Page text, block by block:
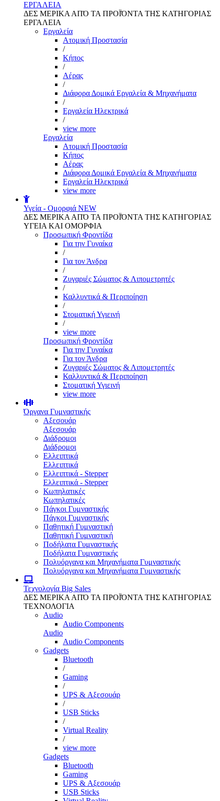
ΕΡΓΑΛΕΙΑ
ΔΕΣ ΜΕΡΙΚΑ ΑΠΌ ΤΑ ΠΡΟΪΌΝΤΑ ΤΗΣ ΚΑΤΗΓΟΡΙΑΣ
ΕΡΓΑΛΕΙΑ
Εργαλεία
Aτομική Προστασία
/
Kήπος
/
Αέρας
/
Διάφορα Δομικά Εργαλεία & Μηχανήματα
/
Εργαλεία Ηλεκτρικά
/
view more
Εργαλεία
Aτομική Προστασία
Kήπος
Αέρας
Διάφορα Δομικά Εργαλεία & Μηχανήματα
Εργαλεία Ηλεκτρικά
view more
Υγεία - Ομορφιά NEW
ΔΕΣ ΜΕΡΙΚΑ ΑΠΌ ΤΑ ΠΡΟΪΌΝΤΑ ΤΗΣ ΚΑΤΗΓΟΡΙΑΣ
ΥΓΕΙΑ ΚΑΙ ΟΜΟΡΦΙΑ
Προσωπική Φροντίδα
Για την Γυναίκα
/
Για τον Άνδρα
/
Ζυγαριές Σώματος & Λιπομετρητές
/
Καλλυντικά & Περιποίηση
/
Στοματική Υγιεινή
/
view more
Προσωπική Φροντίδα
Για την Γυναίκα
Για τον Άνδρα
Ζυγαριές Σώματος & Λιπομετρητές
Καλλυντικά & Περιποίηση
Στοματική Υγιεινή
view more
Όργανα Γυμναστικής
Αξεσουάρ
Αξεσουάρ
Διάδρομοι
Διάδρομοι
Ελλειπτικά
Ελλειπτικά
Ελλειπτικά - Stepper
Ελλειπτικά - Stepper
Κωπηλατικές
Κωπηλατικές
Πάγκοι Γυμναστικής
Πάγκοι Γυμναστικής
Παθητική Γυμναστική
Παθητική Γυμναστική
Ποδήλατα Γυμναστικής
Ποδήλατα Γυμναστικής
Πολυόργανα και Μηχανήματα Γυμναστικής
Πολυόργανα και Μηχανήματα Γυμναστικής
Τεχνολογία Big Sales
ΔΕΣ ΜΕΡΙΚΑ ΑΠΌ ΤΑ ΠΡΟΪΌΝΤΑ ΤΗΣ ΚΑΤΗΓΟΡΙΑΣ
ΤΕΧΝΟΛΟΓΙΑ
Audio
Audio Components
Audio
Audio Components
Gadgets
Bluetooth
/
Gaming
/
UPS & Αξεσουάρ
/
USB Sticks
/
Virtual Reality
/
view more
Gadgets
Bluetooth
Gaming
UPS & Αξεσουάρ
USB Sticks